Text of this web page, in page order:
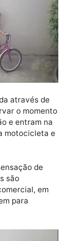
através de
o
e entram
uma